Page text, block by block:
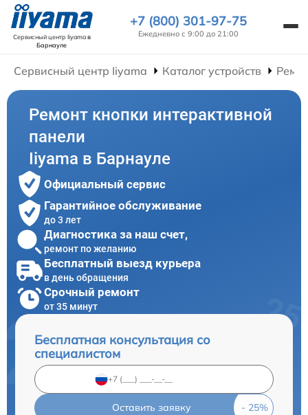
Сервисный центр Iiyamaв
Барнауле
+7 (800) 301-97-75
Ежедневно с 9:00 до 21:00
Сервисный центр Iiyama Каталог устройств
Ремонт кнопки интерактивной
панели
Iiyama в Барнауле
Официальный сервис
Гарантийное обслуживание
до 3 лет
Диагностика за наш счет,
ремонт по желанию
Бесплатный выезд курьера
в день обращения
Срочный ремонт
от 35 минут
Бесплатная консультация со
специалистом
Оставить заявку